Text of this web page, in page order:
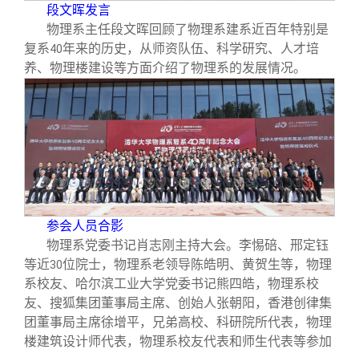
段文晖发言
物理系主任段文晖回顾了物理系建系近百年特别是
复系40年来的历史，从师资队伍、科学研究、人才培
养、物理楼建设等方面介绍了物理系的发展情况。
参会人员合影
物理系党委书记肖志刚主持大会。李惕碚、邢定钰
等近30位院士，物理系老领导陈皓明、黄贺生等，物理
系校友、哈尔滨工业大学党委书记熊四皓，物理系校
友、搜狐集团董事局主席、创始人张朝阳，香港创律集
团董事局主席徐增平，兄弟高校、科研院所代表，物理
楼建筑设计师代表，物理系校友代表和师生代表等参加